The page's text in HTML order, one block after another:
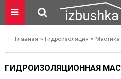
Главная » Гидроизоляция » Мастика
ГИДРОИЗОЛЯЦИОННАЯ